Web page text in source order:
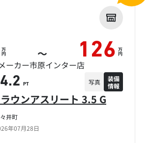
井町
年07月28日
ウンアスリート 3.5 G
万
円 ～ 126 万
円
ーカー市原インター店
4.2 PT 写真
装備
情報